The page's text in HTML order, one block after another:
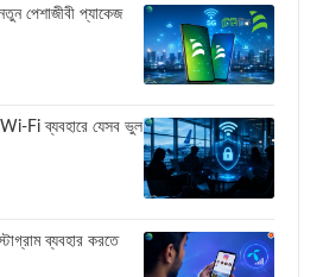
পেশাজীবী প্যাকেজ
Wi-Fi ব্যবহারে যেসব ভুল
ব্যবহার করতে